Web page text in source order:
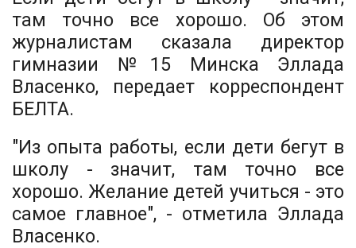
там точно все хорошо. Об этом
журналистам сказала директор
гимназии №15 Минска Эллада
Власенко, передает корреспондент
БЕЛТА.
"Из опыта работы, если дети бегут в
школу - значит, там точно все
хорошо. Желание детей учиться - это
самое главное", - отметила Эллада
Власенко.